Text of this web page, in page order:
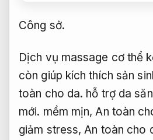
Công sở.
Dịch vụ massage cơ thể
còn giúp kích thích sản
toàn cho da. hỗ trợ da
mới. mềm mịn,An toàn
giảm stress,An toàn cho